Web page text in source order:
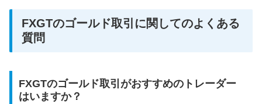
FXGTのゴールド取引に関してのよくある
質問
FXGTのゴールド取引がおすすめのトレーダー
はいますか？